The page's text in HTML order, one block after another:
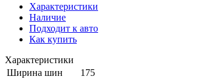
Характеристики
Наличие
Подходит к авто
Как купить
Характеристики
Ширина шин
175